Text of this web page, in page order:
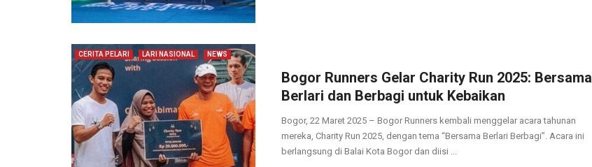
CERITA PELARI LARI NASIONAL NEWS
Bogor Runners Gelar Charity Run 2025: Bersama
Berlari dan Berbagi untuk Kebaikan
Bogor, 22 Maret 2025 – Bogor Runners kembali menggelar acara tahunan
mereka, Charity Run 2025, dengan tema “Bersama Berlari Berbagi”. Acara ini
berlangsung di Balai Kota Bogor dan diisi ...